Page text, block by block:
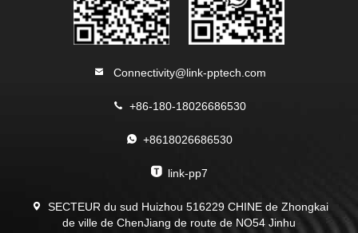
Connectivity@link-pptech.com
+86-180-18026686530
+8618026686530
link-pp7
SECTEUR du sud Huizhou 516229 CHINE de Zhongkai
de ville de ChenJiang de route de NO54 Jinhu